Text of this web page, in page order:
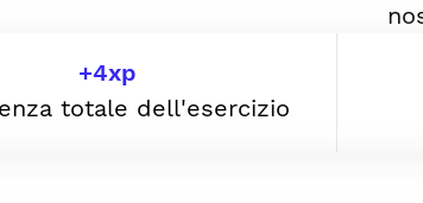
+4xp
totale dell'esercizio